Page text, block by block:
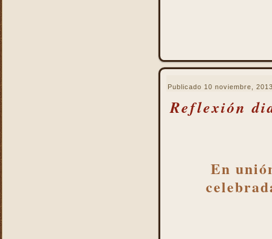
Publicado 10 noviembre,
Reflexión
En